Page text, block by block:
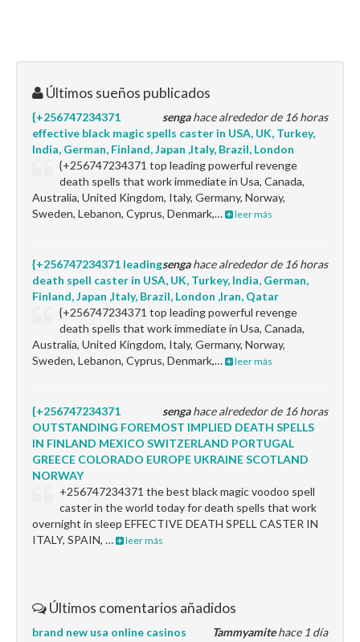
Últimos sueños publicados
sengahace alrededor de 16 horas
{+256747234371
effective black magic spells caster in USA, UK, Turkey,
India, German, Finland, Japan ,Italy, Brazil, London
{+256747234371 top leading powerful revenge
death spells that work immediate in Usa, Canada,
Australia, United Kingdom, Italy, Germany, Norway,
Sweden, Lebanon, Cyprus, Denmark,…
leer más
sengahace alrededor de 16 horas
{+256747234371 leading
death spell caster in USA, UK, Turkey, India, German,
Finland, Japan ,Italy, Brazil, London ,Iran, Qatar
{+256747234371 top leading powerful revenge
death spells that work immediate in Usa, Canada,
Australia, United Kingdom, Italy, Germany, Norway,
Sweden, Lebanon, Cyprus, Denmark,…
leer más
sengahace alrededor de 16 horas
{+256747234371
OUTSTANDING FOREMOST IMPLIED DEATH SPELLS
IN FINLAND MEXICO SWITZERLAND PORTUGAL
GREECE COLORADO EUROPE UKRAINE SCOTLAND
NORWAY
+256747234371 the best black magic voodoo spell
caster in the world today for death spells that work
overnight in sleep EFFECTIVE DEATH SPELL CASTER IN
ITALY, SPAIN, …
leer más
Últimos comentarios añadidos
Tammyamitehace 1 día
brand new usa online casinos